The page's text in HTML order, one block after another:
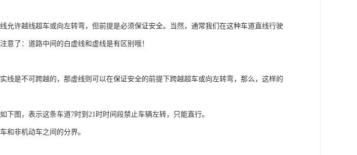
允许越线超车或向左转弯，但前提是必须保证安全。当然，通常我们在这种车道直线行驶
意了：道路中间的白虚线和虚线是有区别哦！
线是不可跨越的，那虚线则可以在保证安全的前提下跨越超车或向左转弯，那么，这样的
下图，表示这条车道7时到21时时间段禁止车辆左转，只能直行。
和非机动车之间的分界。